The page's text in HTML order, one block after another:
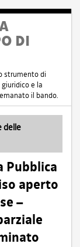
DI
strumento di
e la
il bando.
delle
Pubblica
aperto
–